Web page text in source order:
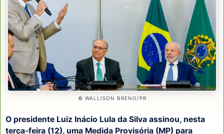
© WALLISON BRENO/PR
O presidente Luiz Inácio Lula da Silva assinou, nesta
terça-feira (12), uma Medida Provisória (MP) para